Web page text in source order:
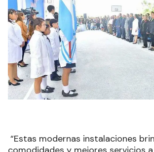
“Estas modernas instalaciones